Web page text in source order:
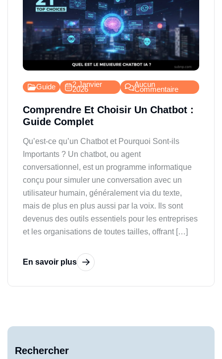
Guide 2 Janvier
2026
Aucun
Commentaire
Comprendre Et Choisir Un Chatbot :
Guide Complet
Qu’est-ce qu’un Chatbot et Pourquoi Sont-ils
Importants ? Un chatbot, ou agent
conversationnel, est un programme informatique
conçu pour simuler une conversation avec un
utilisateur humain, généralement via du texte,
mais de plus en plus aussi par la voix. Ils sont
devenus des outils essentiels pour les entreprises
et les organisations de toutes tailles, offrant […]
En savoir plus
Rechercher